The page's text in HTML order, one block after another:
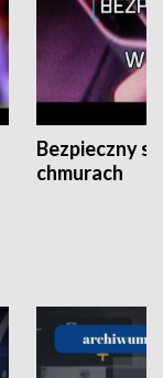
Bezpieczny
chmurach